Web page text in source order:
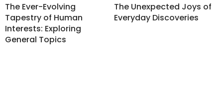
The Ever-Evolving
Tapestry of Human
Interests: Exploring
General Topics
The Unexpected Joys of
Everyday Discoveries